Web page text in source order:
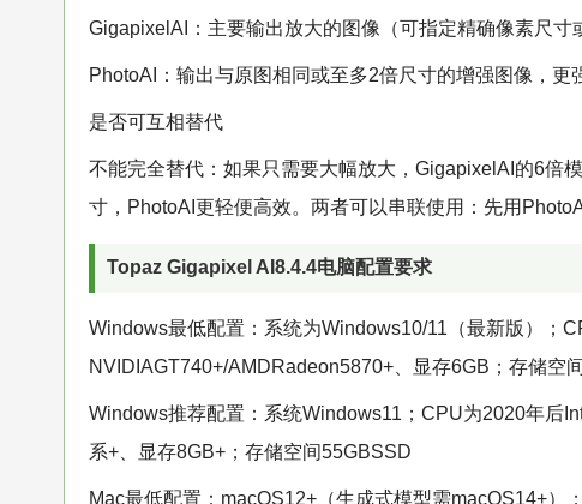
GigapixelAI：主要输出放大的图像（可指定精确像素尺寸
PhotoAI：输出与原图相同或至多2倍尺寸的增强图像，更强
是否可互相替代
不能完全替代：如果只需要大幅放大，GigapixelAI的6倍
寸，PhotoAI更轻便高效。两者可以串联使用：先用
Topaz Gigapixel AI8.4.4电脑配置要求
Windows最低配置：系统为Windows10/11（最新版）；
NVIDIAGT740+/AMDRadeon5870+、显存6GB；存储空
Windows推荐配置：系统Windows11；CPU为2020年后
系+、显存8GB+；存储空间55GBSSD
Mac最低配置：macOS12+（生成式模型需macOS14+